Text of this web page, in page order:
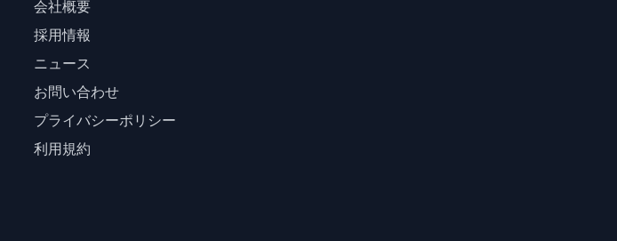
会社概要
採用情報
ニュース
お問い合わせ
プライバシーポリシー
利用規約